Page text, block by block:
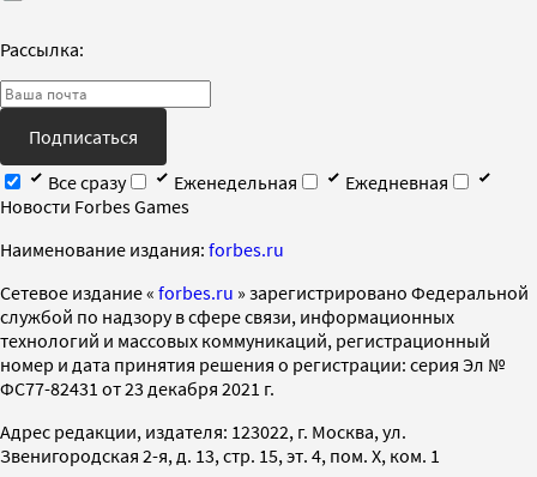
Рассылка:
Подписаться
Все сразу
Еженедельная
Ежедневная
Новости Forbes Games
Наименование издания: forbes.ru
Cетевое издание « forbes.ru » зарегистрировано Федеральной
службой по надзору в сфере связи, информационных
технологий и массовых коммуникаций, регистрационный
номер и дата принятия решения о регистрации: серия Эл №
ФС77-82431 от 23 декабря 2021 г.
Адрес редакции, издателя: 123022, г. Москва, ул.
Звенигородская 2-я, д. 13, стр. 15, эт. 4, пом. X, ком. 1